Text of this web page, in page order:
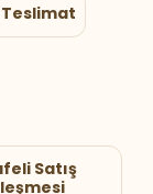
Satış